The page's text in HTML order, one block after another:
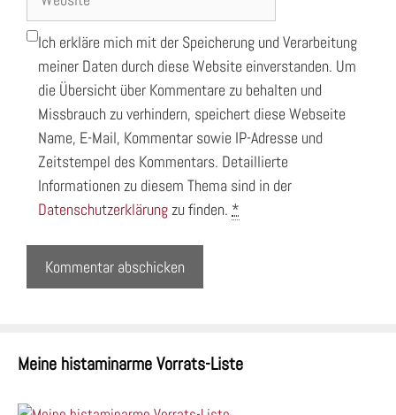
Ich erkläre mich mit der Speicherung und Verarbeitung
meiner Daten durch diese Website einverstanden. Um
die Übersicht über Kommentare zu behalten und
Missbrauch zu verhindern, speichert diese Webseite
Name, E-Mail, Kommentar sowie IP-Adresse und
Zeitstempel des Kommentars. Detaillierte
Informationen zu diesem Thema sind in der
Datenschutzerklärungzu finden. *
Meine histaminarme Vorrats-Liste